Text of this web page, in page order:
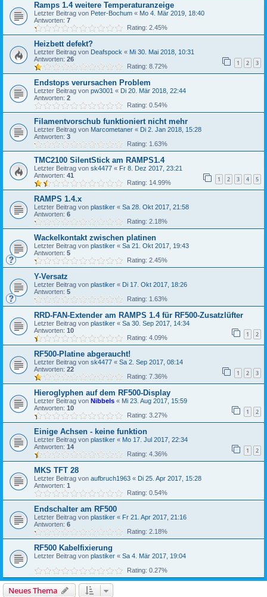
Ramps 1.4 weitere Temperaturanzeige
Letzter Beitrag von Peter-Bochum « Mo 4. Mär 2019, 18:40
Antworten: 7
Rating: 2.45%
Heizbett defekt?
Letzter Beitrag von Deafspock « Mi 30. Mai 2018, 10:31
Antworten: 26 1 2 3
Rating: 8.72%
Endstops verursachen Problem
Letzter Beitrag von pw3001 « Di 20. Mär 2018, 22:44
Antworten: 2
Rating: 0.54%
Filamentvorschub funktioniert nicht mehr
Letzter Beitrag von Marcometaner « Di 2. Jan 2018, 15:28
Antworten: 3
Rating: 1.63%
TMC2100 SilentStick am RAMPS1.4
Letzter Beitrag von sk4477 « Fr 8. Dez 2017, 23:21
Antworten: 41 1 2 3 4 5
Rating: 14.99%
RAMPS 1.4.x
Letzter Beitrag von plastiker « Sa 28. Okt 2017, 21:58
Antworten: 6
Rating: 2.18%
Wackelkontakt zwischen platinen
Letzter Beitrag von plastiker « Sa 21. Okt 2017, 19:43
Antworten: 5
Rating: 2.45%
Y-Versatz
Letzter Beitrag von plastiker « Di 17. Okt 2017, 18:26
Antworten: 5
Rating: 1.63%
RRD-FAN-Extender am RAMPS 1.4 für RF500-Zusatzlüfter
Letzter Beitrag von plastiker « Sa 30. Sep 2017, 14:34
Antworten: 10 1 2
Rating: 4.09%
RF500-Platine abgeraucht!
Letzter Beitrag von sk4477 « Sa 2. Sep 2017, 08:14
Antworten: 22 1 2 3
Rating: 7.36%
Hieroglyphen auf dem RF500-Display
Letzter Beitrag von Nibbels « Mi 23. Aug 2017, 15:59
Antworten: 10 1 2
Rating: 3.27%
Einige Achsen - keine funktion
Letzter Beitrag von plastiker « Mo 17. Jul 2017, 22:34
Antworten: 14 1 2
Rating: 4.36%
MKS TFT 28
Letzter Beitrag von aufbruch1963 « Di 25. Apr 2017, 15:28
Antworten: 1
Rating: 0.54%
Endschalter am RF500
Letzter Beitrag von plastiker « Fr 21. Apr 2017, 21:16
Antworten: 6
Rating: 2.18%
RF500 Kabelfixierung
Letzter Beitrag von plastiker « Sa 4. Mär 2017, 19:04
Rating: 0.27%
Neues Thema